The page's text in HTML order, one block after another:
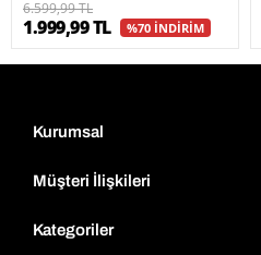
6.599,99 TL
1.999,99 TL %70 İNDİRİM
Kurumsal
Müşteri İlişkileri
Kategoriler